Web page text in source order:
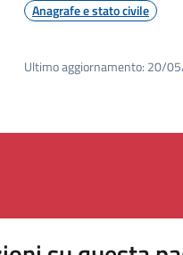
Anagrafe e stato civile
Ultimo aggiornamento: 20/